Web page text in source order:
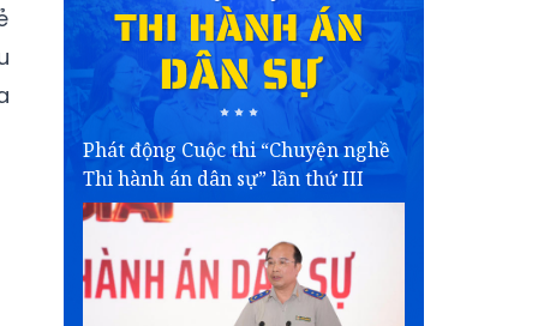
Phát động Cuộc thi “Chuyện nghề
Thi hành án dân sự” lần thứ III